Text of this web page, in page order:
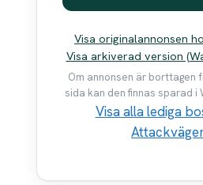
Visa originalannonsen
Visa arkiverad version
Om annonsen är borttagen
sida kan den finnas sparad i
Visa alla lediga